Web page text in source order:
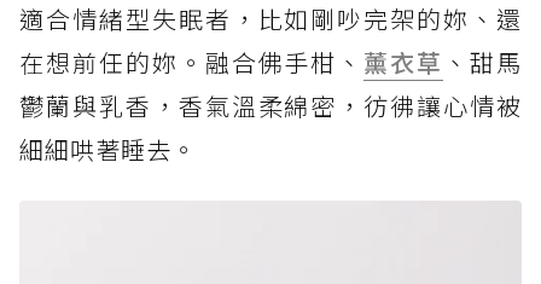
適合情緒型失眠者，比如剛吵完架的妳、還
在想前任的妳。融合佛手柑、 薰衣草 、甜馬
鬱蘭與乳香，香氣溫柔綿密，彷彿讓心情被
細細哄著睡去。